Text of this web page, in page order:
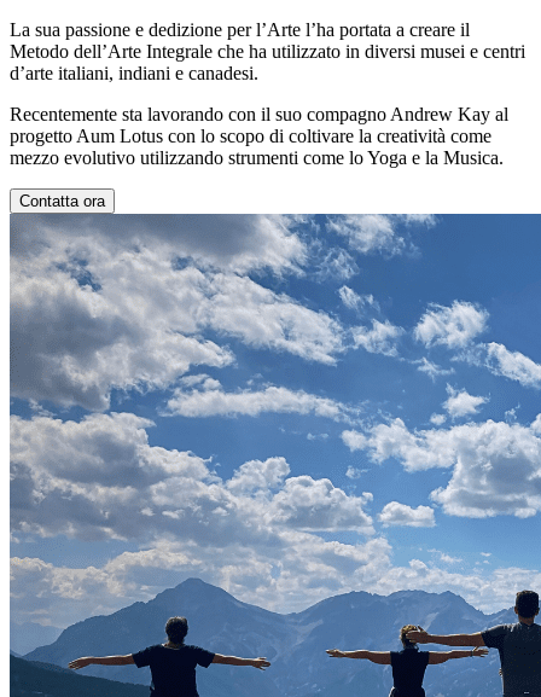
La sua passione e dedizione per l’Arte l’ha portata a creare il
Metodo dell’Arte Integrale che ha utilizzato in diversi musei e centri
d’arte italiani, indiani e canadesi.
Recentemente sta lavorando con il suo compagno Andrew Kay al
progetto Aum Lotus con lo scopo di coltivare la creatività come
mezzo evolutivo utilizzando strumenti come lo Yoga e la Musica.
Contatta ora